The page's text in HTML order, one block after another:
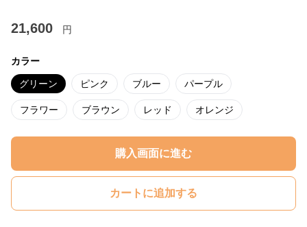
21,600 円
カラー
グリーン ピンク ブルー パープル
フラワー ブラウン レッド オレンジ
購入画面に進む
カートに追加する